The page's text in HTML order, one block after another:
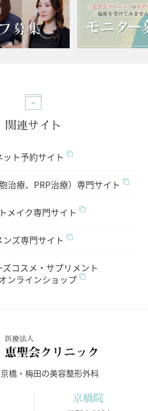
関連サイト
ット予約サイト
治療、PRP治療）専門サイト
メイク専門サイト
ンズ専門サイト
ズコスメ・サプリメント
ンラインショップ
医療法人
橋・梅田の美容整形外科
京橋院